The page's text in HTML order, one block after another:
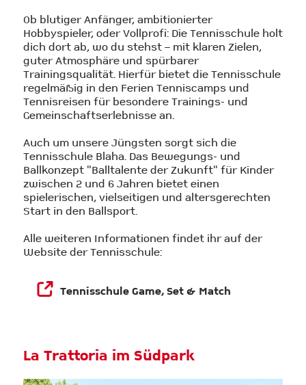
Ob blutiger Anfänger, ambitionierter
Hobbyspieler, oder Vollprofi: Die Tennisschule holt
dich dort ab, wo du stehst – mit klaren Zielen,
guter Atmosphäre und spürbarer
Trainingsqualität. Hierfür bietet die Tennisschule
regelmäßig in den Ferien Tenniscamps und
Tennisreisen für besondere Trainings- und
Gemeinschaftserlebnisse an.
Auch um unsere Jüngsten sorgt sich die
Tennisschule Blaha. Das Bewegungs- und
Ballkonzept "Balltalente der Zukunft" für Kinder
zwischen 2 und 6 Jahren bietet einen
spielerischen, vielseitigen und altersgerechten
Start in den Ballsport.
Alle weiteren Informationen findet ihr auf der
Website der Tennisschule:
Tennisschule Game, Set & Match
La Trattoria im Südpark